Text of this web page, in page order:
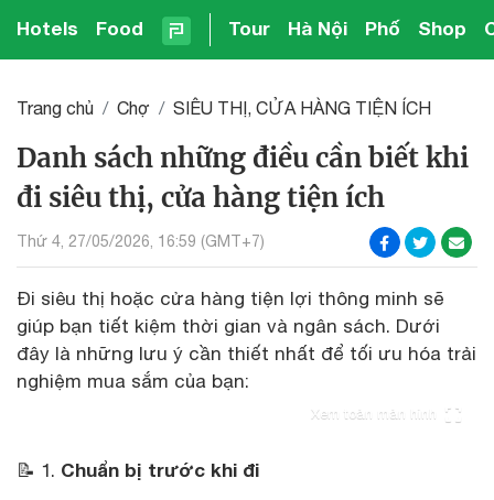
Hotels Food Tour Hà Nội Phố Shop
Trang chủ Chợ SIÊU THỊ, CỬA HÀNG TIỆN ÍCH
Danh sách những điều cần biết khi
đi siêu thị, cửa hàng tiện ích
Thứ 4, 27/05/2026, 16:59 (GMT+7)
Đi siêu thị hoặc cửa hàng tiện lợi thông minh sẽ
giúp bạn tiết kiệm thời gian và ngân sách. Dưới
đây là những lưu ý cần thiết nhất để tối ưu hóa trải
nghiệm mua sắm của bạn:
Xem toàn màn hình
📝 1. Chuẩn bị trước khi đi